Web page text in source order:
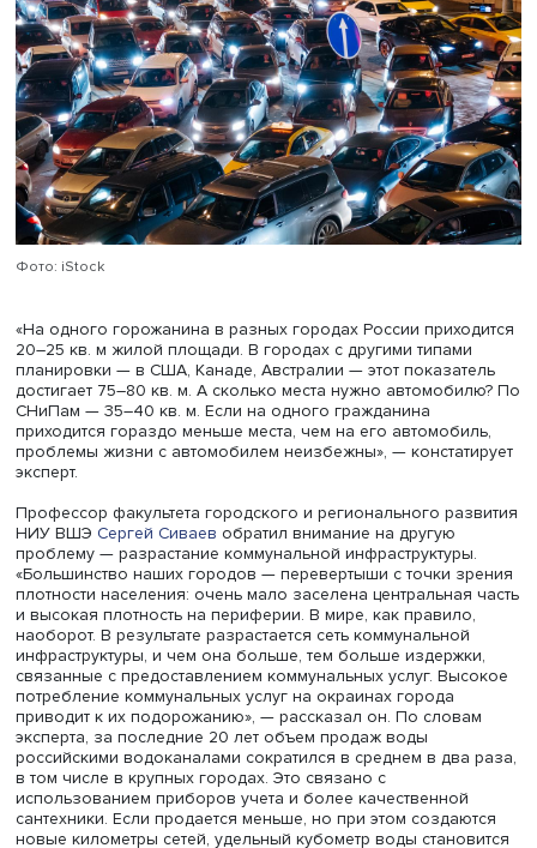
О транспортной проблеме говорил и научный
факультета городского и регионального развития
директорИнститута экономики транспорта и
политикиНИУ ВШЭМихаил Блинкин. Уплотнение
приводит к огромным проблемам с парковками,
он.
Фото: iStock
«На одного горожанина в разных городах России
20–25 кв. м жилой площади. В городах с другими
планировки — в США, Канаде, Австралии — этот
достигает 75–80 кв. м. А сколько места нужно
СНиПам — 35–40 кв. м. Если на одного гражданина
приходится гораздо меньше места, чем на его
проблемы жизни с автомобилем неизбежны», —
эксперт.